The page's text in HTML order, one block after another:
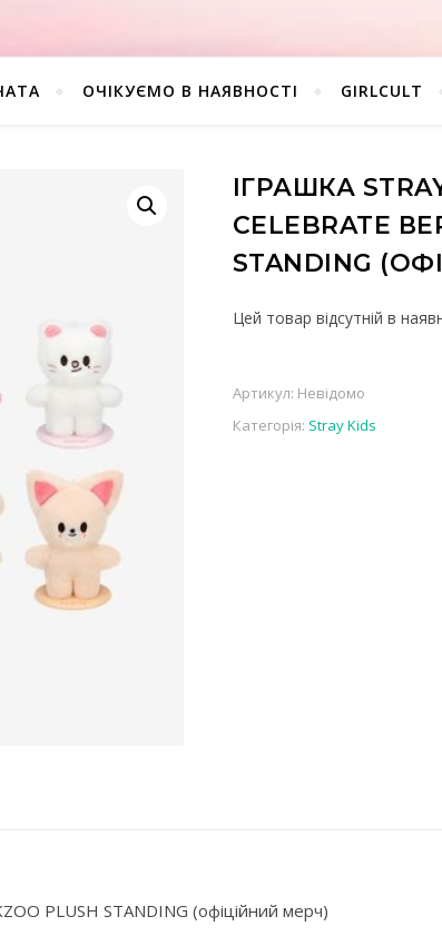
ОЧІКУЄМО В НАЯВНОСТІ GIRLCULT
ІГРАШКА
CELEBRATE
STANDING
Цей товар відсутній в
Артикул: Невідомо
Категорія: Stray Kids
PLUSH STANDING (офіційний мерч)